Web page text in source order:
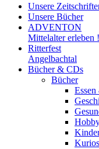
Unsere
Unsere Bücher
ADVENTON
Mittelalter erleben !
Ritterfest
Angelbachtal
Bücher & CDs
Bücher